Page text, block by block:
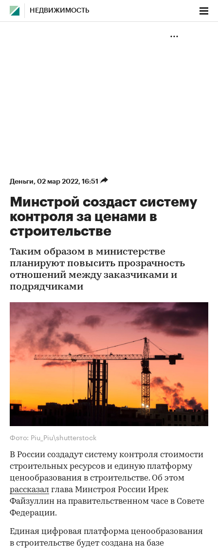
НЕДВИЖИМОСТЬ
Деньги⁠, 02 мар 2022, 16:51
Минстрой создаст систему
контроля за ценами в
строительстве
Таким образом в министерстве
планируют повысить прозрачность
отношений между заказчиками и
подрядчиками
Фото: Piu_Piu\shutterstock
В России создадут систему контроля стоимости
строительных ресурсов и единую платформу
ценообразования в строительстве. Об этом
рассказал глава Минстроя России Ирек
Файзуллин на правительственном часе в Совете
Федерации.
Единая цифровая платформа ценообразования
в строительстве будет создана на базе